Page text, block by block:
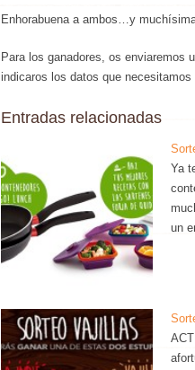
Enhorabuena a ambos…y
Para los ganadores, os enviaremos
indicaros los datos que
Entradas relacionadas
Ya
un